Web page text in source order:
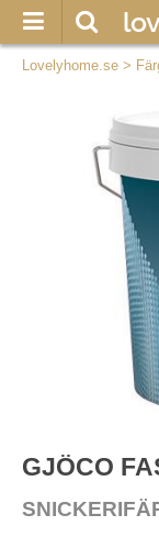
Lovelyhome.se >
GJÖCO